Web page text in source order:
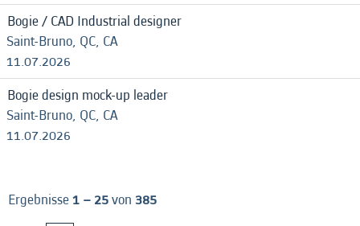
Bogie / CAD Industrial designer
Saint-Bruno, QC, CA
11.07.2026
Bogie design mock-up leader
Saint-Bruno, QC, CA
11.07.2026
Ergebnisse1 – 25von 385